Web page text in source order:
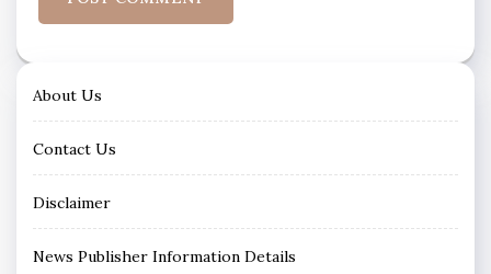
About Us
Contact Us
Disclaimer
News Publisher Information Details